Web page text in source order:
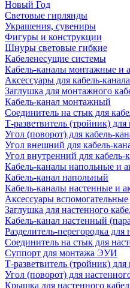
Новый Год
Световые гирлянды
Украшения, сувениры
Фигуры и конструкции
Шнуры световые гибкие
Кабеленесущие системы
Кабель-каналы монтажные и
Аксессуары для кабель-
Заглушка для монтажного
Кабель-канал монтажный
Соединитель на стык для
Т-разветвитель (тройник) для
Угол (поворот) для кабель-
Угол внешний для кабель-
Угол внутренний для кабель-
Кабель-каналы напольные и
Кабель-канал напольный
Кабель-каналы настенные и
Аксессуары вспомогательные
Заглушка для настенного
Кабель-канал настенный
Разделитель-перегородка для
Соединитель на стык для
Суппорт для монтажа ЭУИ
Т-разветвитель (тройник) для
Угол (поворот) для
Крышка для настенного